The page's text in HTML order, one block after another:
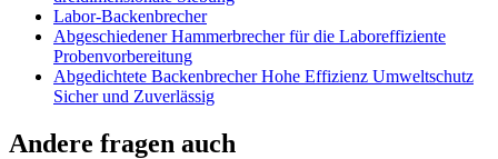
Labor-Backenbrecher
Abgeschiedener Hammerbrecher für die Laboreffiziente
Probenvorbereitung
Abgedichtete Backenbrecher Hohe Effizienz Umweltschutz
Sicher und Zuverlässig
Andere fragen auch